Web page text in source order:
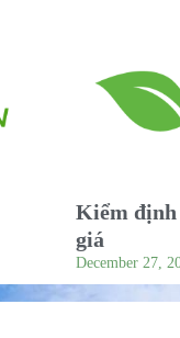
Kiểm định
giá
December 27,